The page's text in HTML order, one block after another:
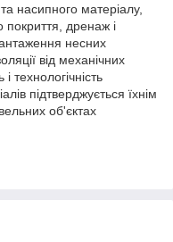
насипного матеріалу,
дренаж і
несних
від механічних
технологічність
підтверджується їхнім
об'єктах